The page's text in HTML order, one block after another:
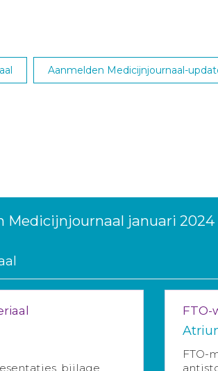
Aanmelden Medicijnjournaal-
Medicijnjournaal januari 2024
bijlage
FTO-
FTO-